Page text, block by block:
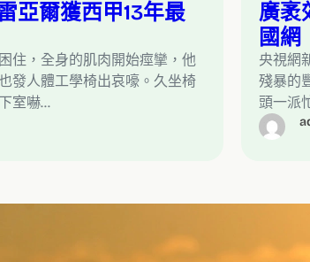
亞爾獲西甲13年最
住，全身的肌肉開始痙攣，他
發人體工學椅出哀嚎。久坐椅
室嚇…
廣袤
國網
央視網
殘暴的
頭一派